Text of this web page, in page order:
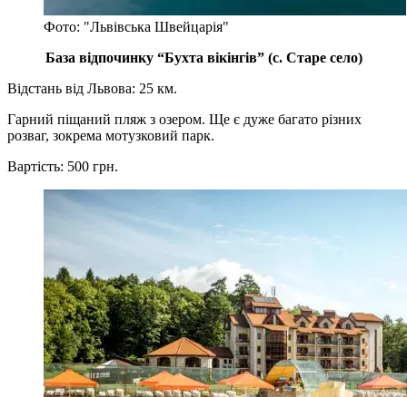
Фото: "Львівська Швейцарія"
База відпочинку “Бухта вікінгів” (с. Старе село)
Відстань від Львова: 25 км.
Гарний піщаний пляж з озером. Ще є дуже багато різних
розваг, зокрема мотузковий парк.
Вартість: 500 грн.